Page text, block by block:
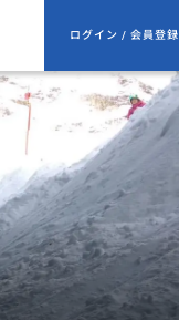
ログイン / 会員登録